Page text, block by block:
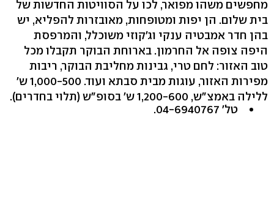
מחפשים משהו מפואר, לכו על הסוויטות החדשות של
בית שלום. הן יפות ומטופחות, מאובזרות להפליא, יש
בהן חדר אמבטיה ענקי וג'קוזי משוכלל, והמרפסת
היפה צופה אל החרמון. בארוחת הבוקר תקבלו מכל
טוב האזור: לחם טרי, גבינות מחליבת הבוקר, ריבות
מפירות האזור, עוגות מבית סבתא ועוד. ‭1,000-500‬ ש'
ללילה באמצ"ש, ‭1,200-600‬ ש' בסופ"ש (תלוי בחדרים‭.(‬
טל' ‭.04-6940767‬